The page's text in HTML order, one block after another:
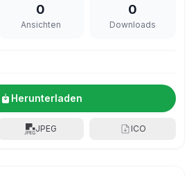
0
Ansichten
0
Downloads
Herunterladen
JPEG ICO